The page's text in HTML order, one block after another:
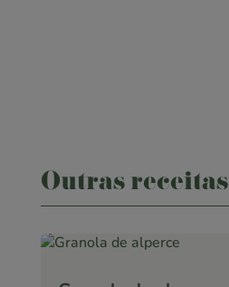
Outras receitas